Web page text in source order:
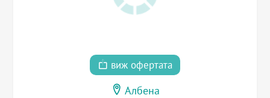
виж офертата
Албена